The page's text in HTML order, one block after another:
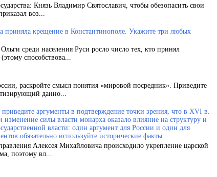
Князь Владимир Святославич, чтобы обезопасить свои
воз...
приняла крещение в Константинополе. Укажите три любых
среди населения Руси росло число тех, кто принял
способствова...
раскройте смысл понятия «мировой посредник». Приведите
данно...
приведите аргументы в подтверждение точки зрения, что в XVI в.
силы власти монарха оказало влияние на структуру и
власти: один аргумент для России и один для
обязательно используйте исторические факты.
Алексея Михайловича происходило укрепление царской
поэтому вл...